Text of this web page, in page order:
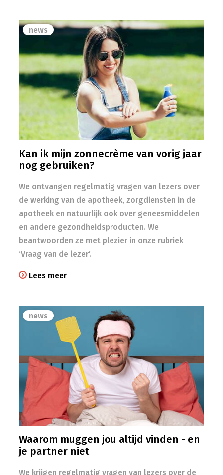
news
Kan ik mijn zonnecrème van vorig jaar
nog gebruiken?
We ontvangen regelmatig vragen van lezers over
de werking van de apotheek, zorgdiensten in de
apotheek en natuurlijk ook over geneesmiddelen
en andere gezondheidsproducten. We
beantwoorden ze met plezier in onze rubriek
‘Vraag van de lezer’.
Lees meer
news
Waarom muggen jou altijd vinden - en
je partner niet
We krijgen regelmatig vragen van lezers over de